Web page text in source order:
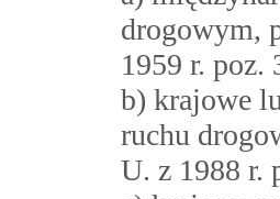
drogowym,
1959 r. poz.
b) krajowe
ruchu
U. z 1988 r.